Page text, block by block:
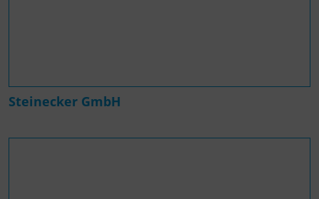
Steinecker GmbH